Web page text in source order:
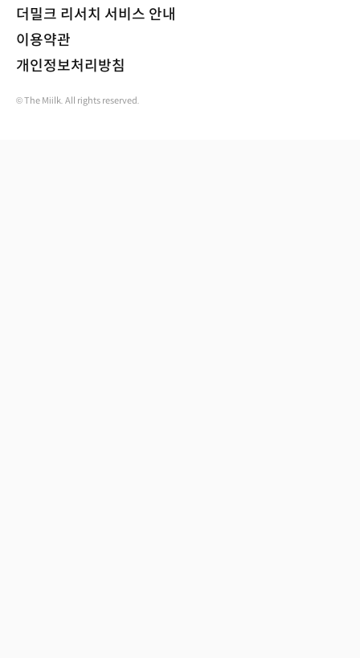
더밀크 리서치 서비스 안내
이용약관
개인정보처리방침
© The Miilk. All rights reserved.